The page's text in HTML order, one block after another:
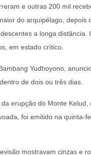
e outras 200 mil
do arquipélago, depois
a longa distância.
em estado crítico.
Yudhoyono,
de dois ou três dias.
erupção do Monte
foi emitido na quinta-
mostravam cinzas e